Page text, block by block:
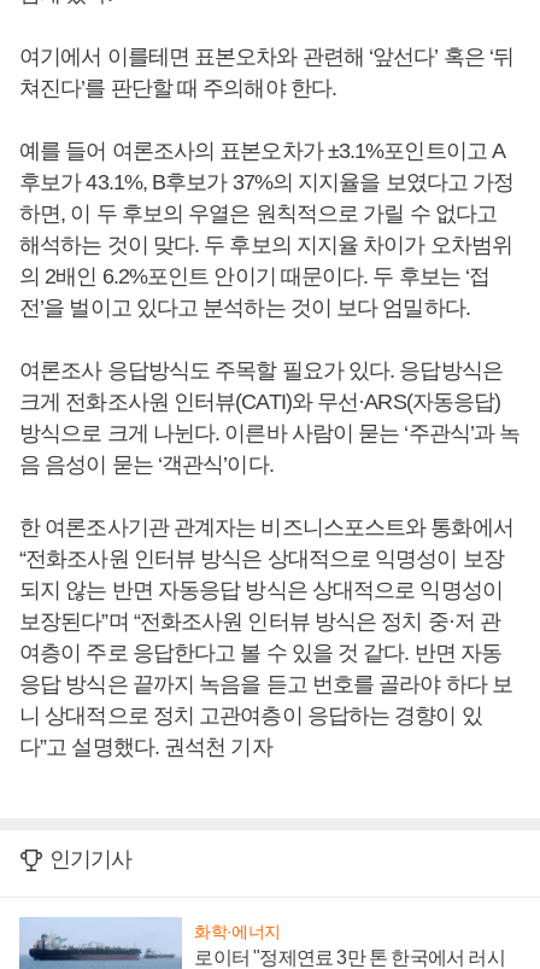
여기에서 이를테면 표본오차와 관련해 ‘앞선다’ 혹은 ‘뒤
쳐진다’를 판단할 때 주의해야 한다.
예를 들어 여론조사의 표본오차가 ±3.1%포인트이고 A
후보가 43.1%, B후보가 37%의 지지율을 보였다고 가정
하면, 이 두 후보의 우열은 원칙적으로 가릴 수 없다고
해석하는 것이 맞다. 두 후보의 지지율 차이가 오차범위
의 2배인 6.2%포인트 안이기 때문이다. 두 후보는 ‘접
전’을 벌이고 있다고 분석하는 것이 보다 엄밀하다.
여론조사 응답방식도 주목할 필요가 있다. 응답방식은
크게 전화조사원 인터뷰(CATI)와 무선·ARS(자동응답)
방식으로 크게 나뉜다. 이른바 사람이 묻는 ‘주관식’과 녹
음 음성이 묻는 ‘객관식’이다.
한 여론조사기관 관계자는 비즈니스포스트와 통화에서
“전화조사원 인터뷰 방식은 상대적으로 익명성이 보장
되지 않는 반면 자동응답 방식은 상대적으로 익명성이
보장된다”며 “전화조사원 인터뷰 방식은 정치 중·저 관
여층이 주로 응답한다고 볼 수 있을 것 같다. 반면 자동
응답 방식은 끝까지 녹음을 듣고 번호를 골라야 하다 보
니 상대적으로 정치 고관여층이 응답하는 경향이 있
다”고 설명했다. 권석천 기자
인기기사
화학·에너지
로이터 "정제연료 3만 톤 한국에서 러시